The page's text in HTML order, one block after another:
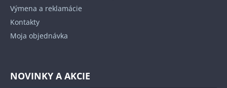
Výmena a reklamácie
Kontakty
Moja objednávka
NOVINKY A AKCIE